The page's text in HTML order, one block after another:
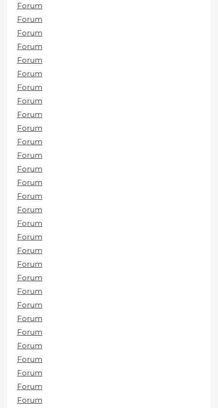
Forum
Forum
Forum
Forum
Forum
Forum
Forum
Forum
Forum
Forum
Forum
Forum
Forum
Forum
Forum
Forum
Forum
Forum
Forum
Forum
Forum
Forum
Forum
Forum
Forum
Forum
Forum
Forum
Forum
Forum